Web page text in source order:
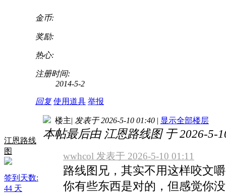
金币:
奖励:
热心:
注册时间:
2014-5-2
回复 使用道具 举报
江恩路线
图
签到天数:
44 天
楼主| 发表于 2026-5-10 01:40 | 显示全部楼层
本帖最后由 江恩路线图 于 2026-5-
wwhcol 发表于 2026-5-10 01:11
路线图兄，其实不用这样咬文
你有些东西是对的，但感觉你